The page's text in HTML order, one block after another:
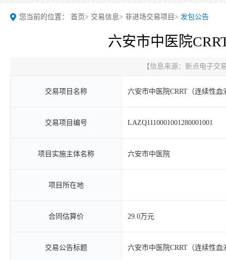
您当前的位置： 首页> 交易信息> 非进场交易项目 > 发包公告
六安市中医院
【信息来源： 新点电子交
交易项目名称 六安市中医院CRRT（连续性
交易项目编号 LAZQ1110001001280001001
项目实施主体名称 六安市中医院
项目所在地
合同估算价 29.0万元
交易公告标题 六安市中医院CRRT（连续性